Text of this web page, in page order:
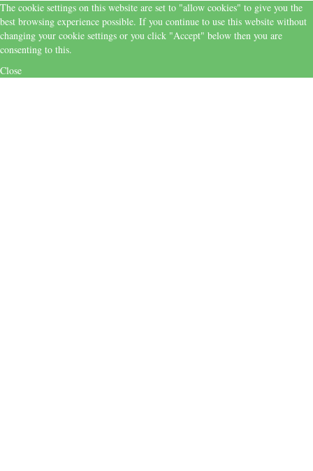
The cookie settings on this website are set to "allow cookies" to give you the
best browsing experience possible. If you continue to use this website without
changing your cookie settings or you click "Accept" below then you are
consenting to this.
Close